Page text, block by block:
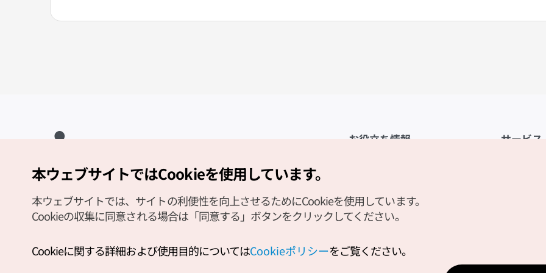
お役立ち情報
観光資料ダウンロード
デジタルブック／電子書籍
Odii
サービス
位置情報
Copyright (c) Korea Tourism Organization All Rights Reserved.
サイトエラー報告
公式メール
本ウェブサイトではCookieを使用しています。
本ウェブサイトでは、サイトの利便性を向上させるためにCookieを使用しています。
Cookieの収集に同意される場合は「同意する」ボタンをクリックしてください。
Cookieに関する詳細および使用目的についてはCookieポリシーをご覧ください。